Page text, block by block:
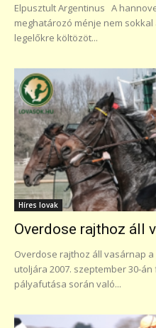
Elpusztult Argentinus A
meghatározó ménje nem
legelőkre költözöt...
Híres lovak
Overdose rajthoz áll
Overdose rajthoz áll vasárnap
utoljára 2007. szeptember 30-
pályafutása során való...